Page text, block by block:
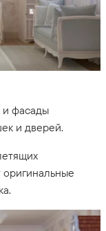
фасады
и дверей.